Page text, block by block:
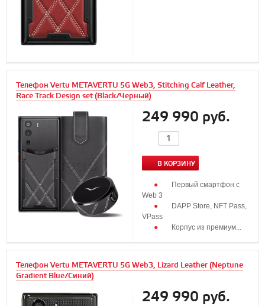
Телефон Vertu METAVERTU 5G Web3, Stitching Calf Leather,
Race Track Design set (Black/Черный)
249 990 руб.
В КОРЗИНУ
Первый смартфон с
Web 3
DAPP Store, NFT Pass,
VPass
Корпус из премиум...
Телефон Vertu METAVERTU 5G Web3, Lizard Leather (Neptune
Gradient Blue/Синий)
249 990 руб.